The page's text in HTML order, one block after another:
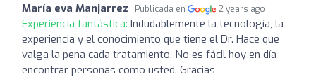
María eva Manjarrez Publicada en 2 years ago
Experiencia fantástica: Indudablemente la tecnología, la
experiencia y el conocimiento que tiene el Dr. Hace que
valga la pena cada tratamiento. No es fácil hoy en día
encontrar personas como usted. Gracias